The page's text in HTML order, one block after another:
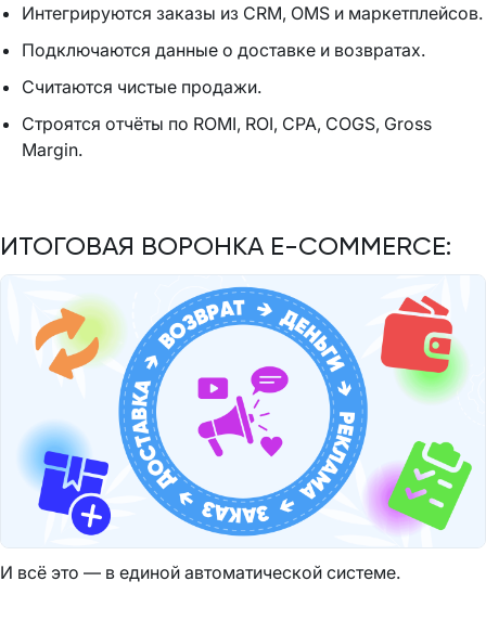
Интегрируются заказы из CRM, OMS и маркетплейсов.
Подключаются данные о доставке и возвратах.
Считаются чистые продажи.
Строятся отчёты по ROMI, ROI, CPA, COGS, Gross
Margin.
ИТОГОВАЯ ВОРОНКА E-COMMERCE:
И всё это — в единой автоматической системе.